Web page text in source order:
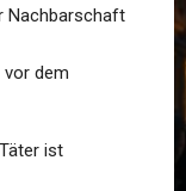
Nachbarschaft
vor dem
ist
Exil